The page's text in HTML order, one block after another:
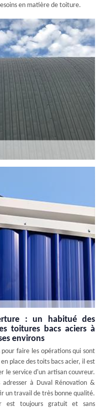
en matière de toiture.
: un habitué des
toitures bacs aciers à
environs
pour faire les opérations qui sont
place des toits bacs acier, il est
le service d'un artisan couvreur.
à Duval Rénovation &
un travail de très bonne qualité.
est toujours gratuit et sans